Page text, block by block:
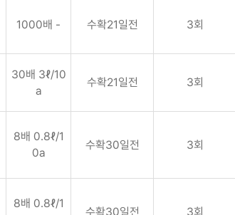
1000배 - 수확21일전 3회
30배 3ℓ/10
a
수확21일전 3회
8배 0.8ℓ/1
0a
수확30일전 3회
8배 0.8ℓ/1
수확30일전 3회